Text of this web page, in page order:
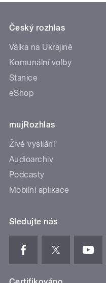
Český rozhlas
Válka na Ukrajině
Komunální volby
Stanice
eShop
mujRozhlas
Živé vysílání
Audioarchiv
Podcasty
Mobilní aplikace
Sledujte nás